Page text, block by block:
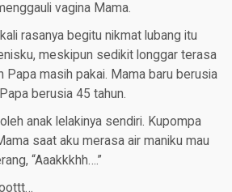
vagina Mama.
rasanya begitu nikmat lubang itu
meskipun sedikit longgar terasa
Papa masih pakai. Mama baru berusia
berusia 45 tahun.
anak lelakinya sendiri. Kupompa
saat aku merasa air maniku mau
“Aaakkkhh….”